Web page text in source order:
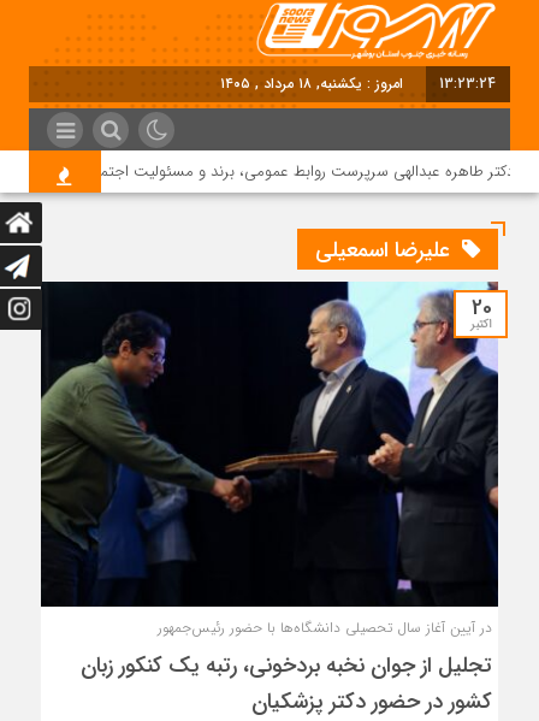
13:23:25 امروز : یکشنبه, ۱۸ مرداد , ۱۴۰۵
طاهره عبدالهی سرپرست روابط عمومی، برند و مسئولیت اجتماعی دماوند انرژی
علیرضا اسمعیلی
20
اکتبر
در آیین آغاز سال تحصیلی دانشگاه‌ها با حضور رئیس‌جمهور
تجلیل از جوان نخبه بردخونی، رتبه‌ یک کنکور زبان
کشور در حضور دکتر پزشکیان